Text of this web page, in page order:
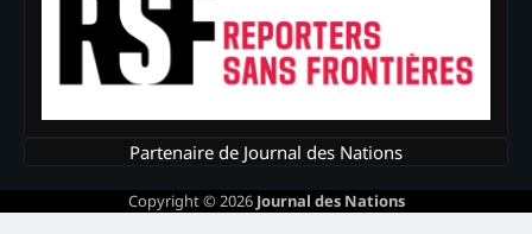
Partenaire de Journal des Nations
Copyright © 2026 Journal des Nations